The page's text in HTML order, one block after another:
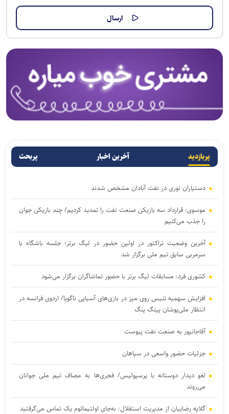
پربازدید آخرین اخبار پربحث
دستیاران نوری در نفت آبادان مشخص شدند
موسوی: قرارداد سه بازیکن صنعت نفت را تمدید کردیم/ چند بازیکن جوان
را جذب می‌کنیم
آخرین وضعیت تراکتور در اولین حضور در لیگ برتر؛ جلسه باشگاه با
سرمربی سابق تیم ملی برگزار شد
کشوری فرد: مسابقات لیگ برتر با حضور تماشاگران برگزار می‌شود
افزایش سهمیه تنیس روی میز در بازی‌های آسیایی ناگویا/ اردوی فرانسه در
انتظار ملی‌پوشان پینگ پنگ
آقاجانپور به صنعت نفت پیوست
جزئیات حضور واسعی در سپاهان
لغو دیدار دوستانه با پرسپولیس/ فجری‌ها به مصاف تیم ملی جوانان
می‌روند
گلایه رضاییان از مدیریت استقلال: به‌جای اولتیماتوم یک تماس می‌گرفتید